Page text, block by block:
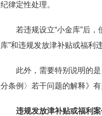
纪律定性处理。
若违规设立“小金库”后
库”和违规发放津补贴或福利
此外，需要特别说明的
分条例〉若干问题的解释》
违规发放津补贴或福利